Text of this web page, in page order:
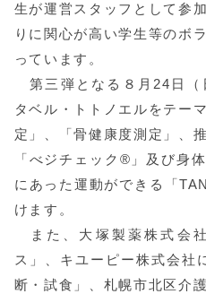
生が運営スタッフとして参
りに関心が高い学生等のボ
っています。
第三弾となる８月24日（
タベル・トトノエルをテー
定」、「骨健康度測定」、
「べジチェック®」及び身
にあった運動ができる「
けます。
また、大塚製薬株式会
ス」、キユーピー株式会社
断・試食」、札幌市北区介